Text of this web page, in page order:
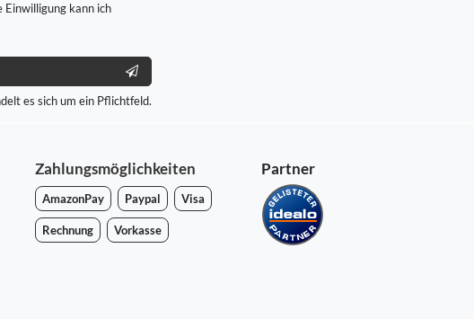
Einwilligung kann ich
es sich um ein Pflichtfeld.
Zahlungsmöglichkeiten
AmazonPay Paypal Visa
Rechnung Vorkasse
Partner